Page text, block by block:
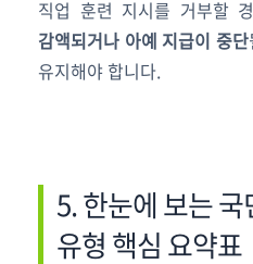
직업 훈련 지시를 거부할
감액되거나 아예 지급이 중단
유지해야 합니다.
5. 한눈에 보는
유형 핵심 요약표